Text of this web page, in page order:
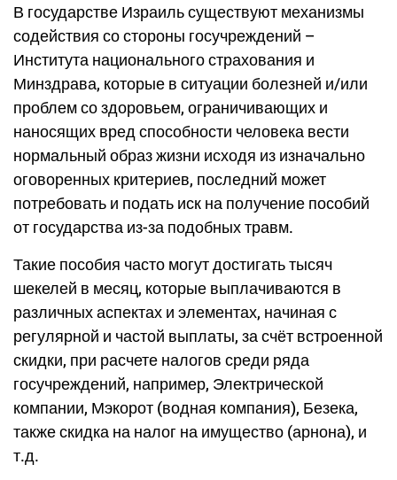
В государстве Израиль существуют механизмы
содействия со стороны госучреждений –
Института национального страхования и
Минздрава, которые в ситуации болезней и/или
проблем со здоровьем, ограничивающих и
наносящих вред способности человека вести
нормальный образ жизни исходя из изначально
оговоренных критериев, последний может
потребовать и подать иск на получение пособий
от государства из-за подобных травм.
Такие пособия часто могут достигать тысяч
шекелей в месяц, которые выплачиваются в
различных аспектах и элементах, начиная с
регулярной и частой выплаты, за счёт встроенной
скидки, при расчете налогов среди ряда
госучреждений, например, Электрической
компании, Мэкорот (водная компания), Безека,
также скидка на налог на имущество (арнона), и
т.д.